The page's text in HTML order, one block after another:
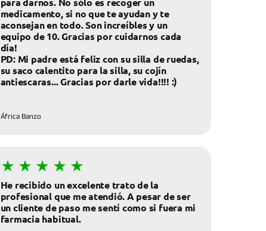
medicamento, si no que te ayudan y te
aconsejan en todo. Son increíbles y un
equipo de 10. Gracias por cuidarnos cada
día!
PD: Mi padre está feliz con su silla de ruedas,
su saco calentito para la silla, su cojín
antiescaras... Gracias por darle vida!!!! :)
África Banzo
He recibido un excelente trato de la
profesional que me atendió. A pesar de ser
un cliente de paso me sentí como si fuera mi
farmacia habitual.